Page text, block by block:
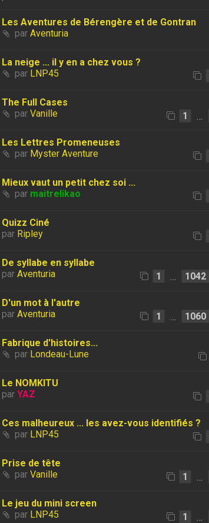
Les Aventures de Bérengère et de Gontran
par Aventuria
La neige ... il y en a chez vous ?
par LNP45
The Full Cases
par Vanille 1
Les Lettres Promeneuses
par Myster Aventure
Mieux vaut un petit chez soi ...
par maitrelikao
Quizz Ciné
par Ripley
De syllabe en syllabe
par Aventuria 1 1042
D'un mot à l'autre
par Aventuria 1 1060
Fabrique d'histoires...
par Londeau-Lune
Le NOMKITU
par YAZ
Ces malheureux ... les avez-vous identifiés ?
par LNP45
Prise de tête
par Vanille 1
Le jeu du mini screen
par LNP45 1